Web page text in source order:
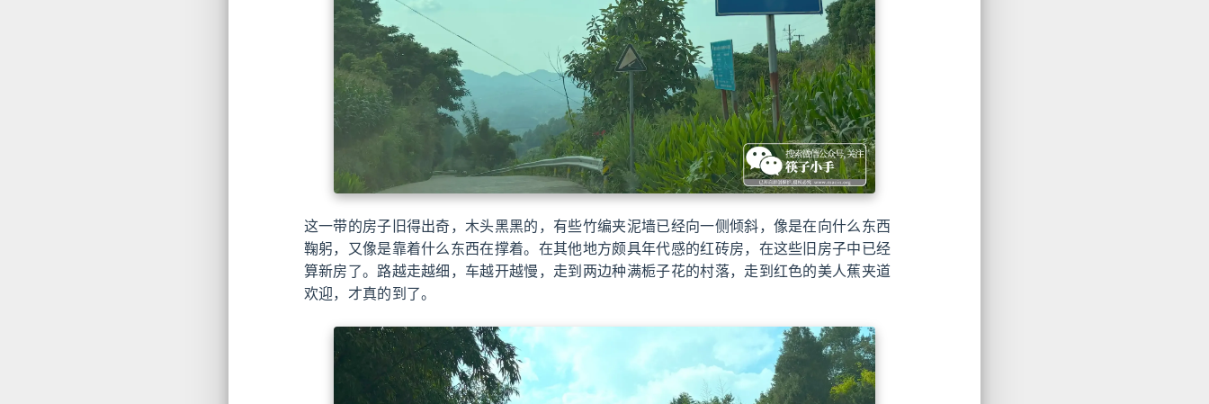
这一带的房子旧得出奇，木头黑黑的，有些竹编夹泥墙已经向一侧倾斜，像是在向什么东西
鞠躬，又像是靠着什么东西在撑着。在其他地方颇具年代感的红砖房，在这些旧房子中已经
算新房了。路越走越细，车越开越慢，走到两边种满栀子花的村落，走到红色的美人蕉夹道
欢迎，才真的到了。